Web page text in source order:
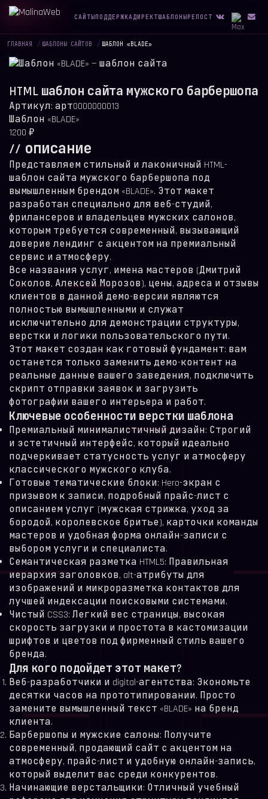
САЙТЫПОДДЕРЖКА ДИРЕКТШАБЛОНЫРЕПОСТ
ГЛАВНАЯ / ШАБЛОНЫ САЙТОВ / ШАБЛОН «BLADE»
HTML шаблон сайта мужского барбершопа
Артикул: арт0000000013
Шаблон «BLADE»
1200 ₽
// описание
Представляем стильный и лаконичный HTML-
шаблон сайта мужского барбершопа под
вымышленным брендом «BLADE». Этот макет
разработан специально для веб-студий,
фрилансеров и владельцев мужских салонов,
которым требуется современный, вызывающий
доверие лендинг с акцентом на премиальный
сервис и атмосферу.
Все названия услуг, имена мастеров (Дмитрий
Соколов, Алексей Морозов), цены, адреса и отзывы
клиентов в данной демо-версии являются
полностью вымышленными и служат
исключительно для демонстрации структуры,
верстки и логики пользовательского пути.
Этот макет создан как готовый фундамент: вам
останется только заменить демо-контент на
реальные данные вашего заведения, подключить
скрипт отправки заявок и загрузить
фотографии вашего интерьера и работ.
Ключевые особенности верстки шаблона
Премиальный минималистичный дизайн: Строгий
и эстетичный интерфейс, который идеально
подчеркивает статусность услуг и атмосферу
классического мужского клуба.
Готовые тематические блоки: Hero-экран с
призывом к записи, подробный прайс-лист с
описанием услуг (мужская стрижка, уход за
бородой, королевское бритье), карточки команды
мастеров и удобная форма онлайн-записи с
выбором услуги и специалиста.
Семантическая разметка HTML5: Правильная
иерархия заголовков, alt-атрибуты для
изображений и микроразметка контактов для
лучшей индексации поисковыми системами.
Чистый CSS3: Легкий вес страницы, высокая
скорость загрузки и простота в кастомизации
шрифтов и цветов под фирменный стиль вашего
бренда.
Для кого подойдет этот макет?
Веб-разработчики и digital-агентства: Экономьте
десятки часов на прототипировании. Просто
замените вымышленный текст «BLADE» на бренд
клиента.
Барбершопы и мужские салоны: Получите
современный, продающий сайт с акцентом на
атмосферу, прайс-лист и удобную онлайн-запись,
который выделит вас среди конкурентов.
Начинающие верстальщики: Отличный учебный